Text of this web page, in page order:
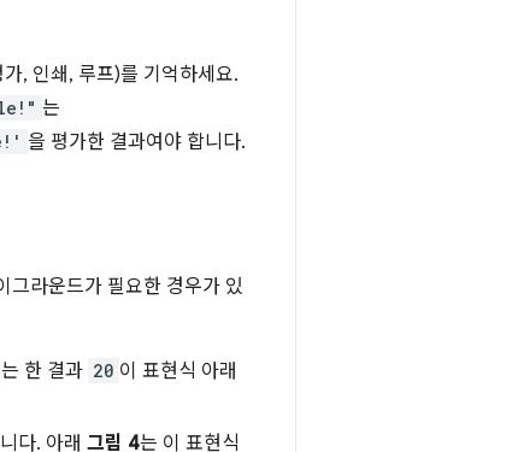
, 인쇄, 루프)를 기억하세요.
는
을 평가한 결과여야 합니다.
라운드가 필요한 경우가 있
한 결과 20 이 표현식 아래
다. 아래 그림 4는 이 표현식